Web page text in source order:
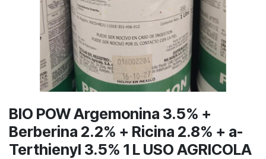
BIO POW Argemonina 3.5% +
Berberina 2.2% + Ricina 2.8% + a-
Terthienyl 3.5% 1 L USO AGRICOLA